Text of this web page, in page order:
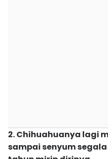
2. Chihuahuanya lagi
sampai senyum